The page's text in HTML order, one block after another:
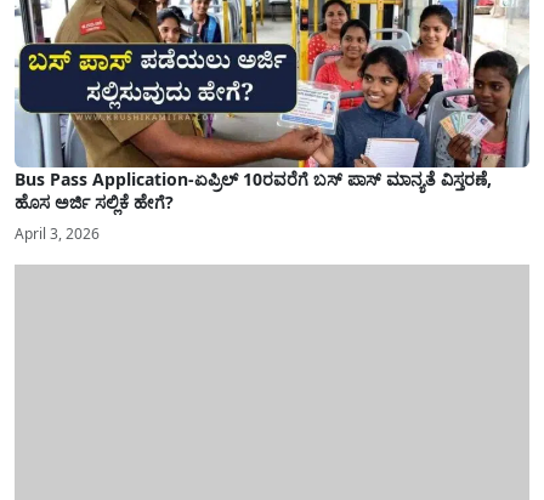
Bus Pass Application-ಏಪ್ರಿಲ್ 10ರವರೆಗೆ ಬಸ್ ಪಾಸ್ ಮಾನ್ಯತೆ ವಿಸ್ತರಣೆ,
ಹೊಸ ಅರ್ಜಿ ಸಲ್ಲಿಕೆ ಹೇಗೆ?
April 3, 2026